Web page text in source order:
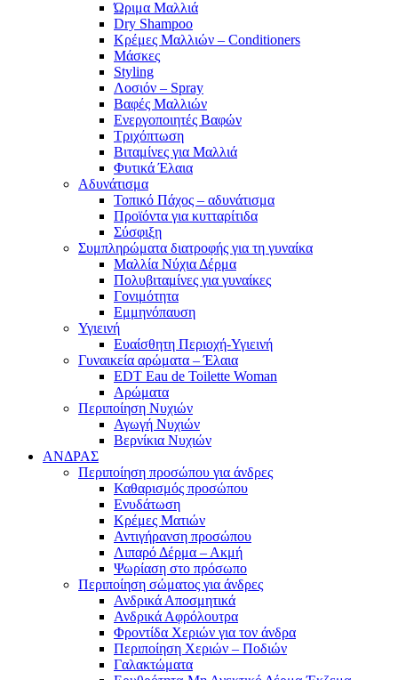
Ώριμα Μαλλιά
Dry Shampoo
Κρέμες Μαλλιών – Conditioners
Μάσκες
Styling
Λοσιόν – Spray
Βαφές Μαλλιών
Ενεργοποιητές Βαφών
Τριχόπτωση
Βιταμίνες για Μαλλιά
Φυτικά Έλαια
Αδυνάτισμα
Τοπικό Πάχος – αδυνάτισμα
Προϊόντα για κυτταρίτιδα
Σύσφιξη
Συμπληρώματα διατροφής για τη γυναίκα
Μαλλία Νύχια Δέρμα
Πολυβιταμίνες για γυναίκες
Γονιμότητα
Εμμηνόπαυση
Υγιεινή
Ευαίσθητη Περιοχή-Υγιεινή
Γυναικεία αρώματα – Έλαια
EDT Eau de Toilette Woman
Αρώματα
Περιποίηση Νυχιών
Αγωγή Νυχιών
Βερνίκια Νυχιών
ΑΝΔΡΑΣ
Περιποίηση προσώπου για άνδρες
Καθαρισμός προσώπου
Ενυδάτωση
Κρέμες Ματιών
Αντιγήρανση προσώπου
Λιπαρό Δέρμα – Ακμή
Ψωρίαση στο πρόσωπο
Περιποίηση σώματος για άνδρες
Ανδρικά Αποσμητικά
Ανδρικά Αφρόλουτρα
Φροντίδα Χεριών για τον άνδρα
Περιποίηση Χεριών – Ποδιών
Γαλακτώματα